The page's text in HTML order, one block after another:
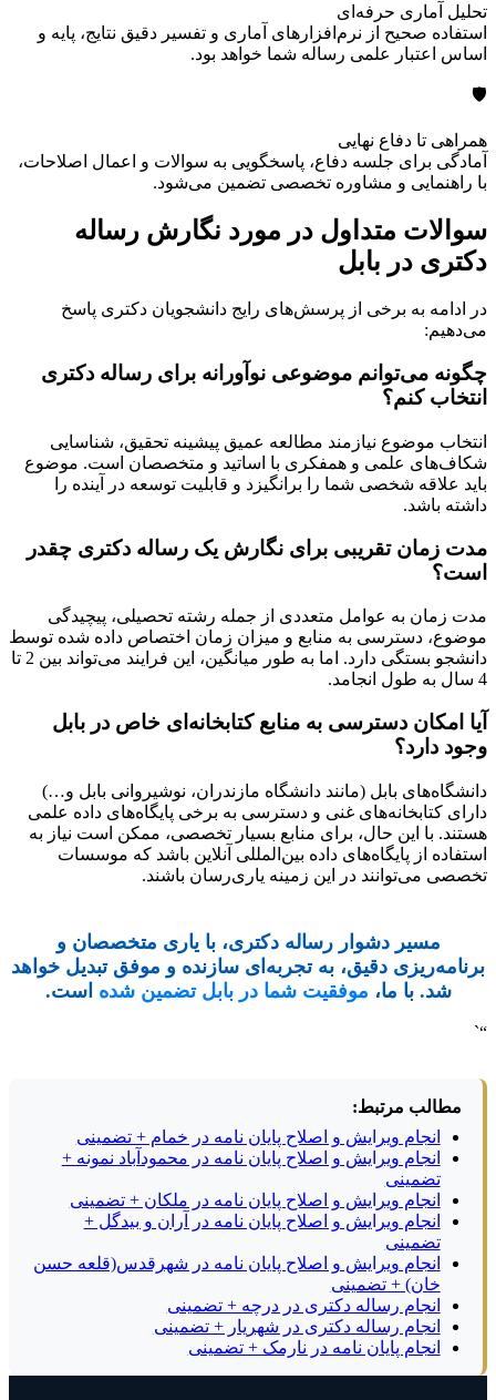
تحلیل آماری حرفه‌ای
استفاده صحیح از نرم‌افزارهای آماری و تفسیر دقیق نتایج، پایه و
اساس اعتبار علمی رساله شما خواهد بود.
🛡️
همراهی تا دفاع نهایی
آمادگی برای جلسه دفاع، پاسخگویی به سوالات و اعمال اصلاحات،
با راهنمایی و مشاوره تخصصی تضمین می‌شود.
سوالات متداول در مورد نگارش رساله
دکتری در بابل
در ادامه به برخی از پرسش‌های رایج دانشجویان دکتری پاسخ
می‌دهیم:
چگونه می‌توانم موضوعی نوآورانه برای رساله دکتری
انتخاب کنم؟
انتخاب موضوع نیازمند مطالعه عمیق پیشینه تحقیق، شناسایی
شکاف‌های علمی و همفکری با اساتید و متخصصان است. موضوع
باید علاقه شخصی شما را برانگیزد و قابلیت توسعه در آینده را
داشته باشد.
مدت زمان تقریبی برای نگارش یک رساله دکتری چقدر
است؟
مدت زمان به عوامل متعددی از جمله رشته تحصیلی، پیچیدگی
موضوع، دسترسی به منابع و میزان زمان اختصاص داده شده توسط
دانشجو بستگی دارد. اما به طور میانگین، این فرایند می‌تواند بین 2 تا
4 سال به طول انجامد.
آیا امکان دسترسی به منابع کتابخانه‌ای خاص در بابل
وجود دارد؟
دانشگاه‌های بابل (مانند دانشگاه مازندران، نوشیروانی بابل و…)
دارای کتابخانه‌های غنی و دسترسی به برخی پایگاه‌های داده علمی
هستند. با این حال، برای منابع بسیار تخصصی، ممکن است نیاز به
استفاده از پایگاه‌های داده بین‌المللی آنلاین باشد که موسسات
تخصصی می‌توانند در این زمینه یاری‌رسان باشند.
مسیر دشوار رساله دکتری، با یاری متخصصان و
برنامه‌ریزی دقیق، به تجربه‌ای سازنده و موفق تبدیل خواهد
شد. با ما، موفقیت شما در بابل تضمین شده است.
“`
مطالب مرتبط:
انجام ویرایش و اصلاح پایان نامه در خمام + تضمینی
انجام ویرایش و اصلاح پایان نامه در محمودآباد نمونه +
تضمینی
انجام ویرایش و اصلاح پایان نامه در ملکان + تضمینی
انجام ویرایش و اصلاح پایان نامه در آران و بیدگل +
تضمینی
انجام ویرایش و اصلاح پایان نامه در شهرقدس(قلعه حسن
خان) + تضمینی
انجام رساله دکتری در درچه + تضمینی
انجام رساله دکتری در شهریار + تضمینی
انجام پایان نامه در نارمک + تضمینی